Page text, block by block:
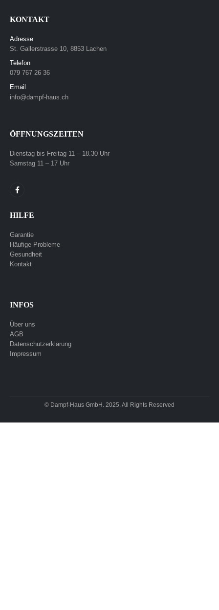
KONTAKT
Adresse
St. Gallerstrasse 10, 8853 Lachen
Telefon
079 767 26 36
Email
info@dampf-haus.ch
ÖFFNUNGSZEITEN
Dienstag bis Freitag 11 – 18.30 Uhr
Samstag 11 – 17 Uhr
HILFE
Garantie
Häufige Probleme
Gesundheit
Kontakt
INFOS
Über uns
AGB
Datenschutzerklärung
Impressum
© Dampf-Haus GmbH. 2025. All Rights Reserved